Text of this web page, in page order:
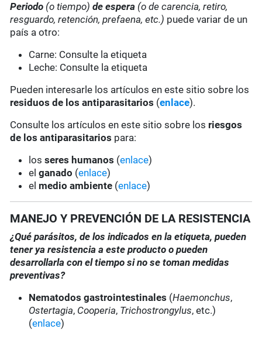
Periodo (o tiempo) de espera (o de carencia, retiro,
resguardo, retención, prefaena, etc.) puede variar de un
país a otro:
Carne: Consulte la etiqueta
Leche: Consulte la etiqueta
Pueden interesarle los artículos en este sitio sobre los
residuos de los antiparasitarios (enlace).
Consulte los artículos en este sitio sobre los riesgos
de los antiparasitarios para:
losseres humanos (enlace)
elganado (enlace)
el medio ambiente (enlace)
MANEJO Y PREVENCIÓN DE LA RESISTENCIA
¿Qué parásitos, de los indicados en la etiqueta, pueden
tener ya resistencia a este producto o pueden
desarrollarla con el tiempo si no se toman medidas
preventivas?
Nematodos gastrointestinales (Haemonchus,
Ostertagia, Cooperia, Trichostrongylus, etc.)
(enlace)